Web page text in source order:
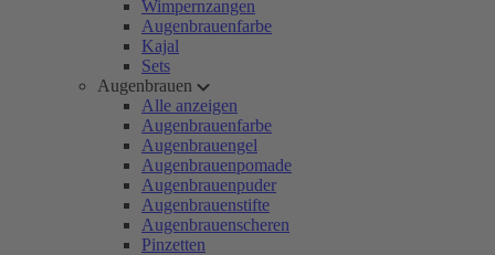
Wimpernzangen
Augenbrauenfarbe
Kajal
Sets
Augenbrauen
Alle anzeigen
Augenbrauenfarbe
Augenbrauengel
Augenbrauenpomade
Augenbrauenpuder
Augenbrauenstifte
Augenbrauenscheren
Pinzetten